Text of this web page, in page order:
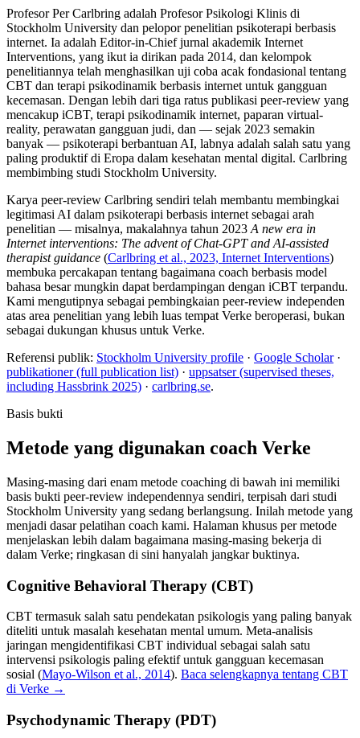
Profesor Per Carlbring adalah Profesor Psikologi Klinis di
Stockholm University dan pelopor penelitian psikoterapi berbasis
internet. Ia adalah Editor-in-Chief jurnal akademik Internet
Interventions, yang ikut ia dirikan pada 2014, dan kelompok
penelitiannya telah menghasilkan uji coba acak fondasional tentang
CBT dan terapi psikodinamik berbasis internet untuk gangguan
kecemasan. Dengan lebih dari tiga ratus publikasi peer-review yang
mencakup iCBT, terapi psikodinamik internet, paparan virtual-
reality, perawatan gangguan judi, dan — sejak 2023 semakin
banyak — psikoterapi berbantuan AI, labnya adalah salah satu yang
paling produktif di Eropa dalam kesehatan mental digital. Carlbring
membimbing studi Stockholm University.
Karya peer-review Carlbring sendiri telah membantu membingkai
legitimasi AI dalam psikoterapi berbasis internet sebagai arah
penelitian — misalnya, makalahnya tahun 2023 A new era in
Internet interventions: The advent of Chat-GPT and AI-assisted
therapist guidance (Carlbring et al., 2023, Internet Interventions)
membuka percakapan tentang bagaimana coach berbasis model
bahasa besar mungkin dapat berdampingan dengan iCBT terpandu.
Kami mengutipnya sebagai pembingkaian peer-review independen
atas area penelitian yang lebih luas tempat Verke beroperasi, bukan
sebagai dukungan khusus untuk Verke.
Referensi publik: Stockholm University profile · Google Scholar·
publikationer (full publication list) · uppsatser (supervised theses,
including Hassbrink 2025) · carlbring.se.
Basis bukti
Metode yang digunakan coach Verke
Masing-masing dari enam metode coaching di bawah ini memiliki
basis bukti peer-review independennya sendiri, terpisah dari studi
Stockholm University yang sedang berlangsung. Inilah metode yang
menjadi dasar pelatihan coach kami. Halaman khusus per metode
menjelaskan lebih dalam bagaimana masing-masing bekerja di
dalam Verke; ringkasan di sini hanyalah jangkar buktinya.
Cognitive Behavioral Therapy (CBT)
CBT termasuk salah satu pendekatan psikologis yang paling banyak
diteliti untuk masalah kesehatan mental umum. Meta-analisis
jaringan mengidentifikasi CBT individual sebagai salah satu
intervensi psikologis paling efektif untuk gangguan kecemasan
sosial (Mayo-Wilson et al., 2014). Baca selengkapnya tentang CBT
di Verke →
Psychodynamic Therapy (PDT)